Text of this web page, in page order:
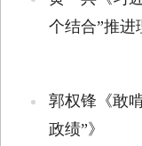
个结合”推进
郭权锋《敢
政绩”》